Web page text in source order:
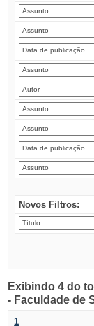
Novos Filtros:
Exibindo 4 do
- Faculdade de
1